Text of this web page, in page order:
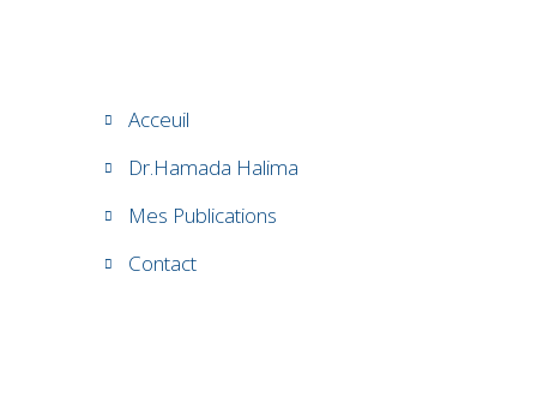
Acceuil
Dr.Hamada Halima
Mes Publications
Contact